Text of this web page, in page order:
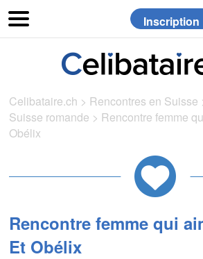
Inscription
Celibataire.ch > Rencontres en Suisse
Suisse romande > Rencontre femme
Obélix
Rencontre femme qui
Et Obélix